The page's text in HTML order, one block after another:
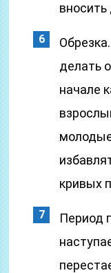
вносить
делать
начале
кривых
Период